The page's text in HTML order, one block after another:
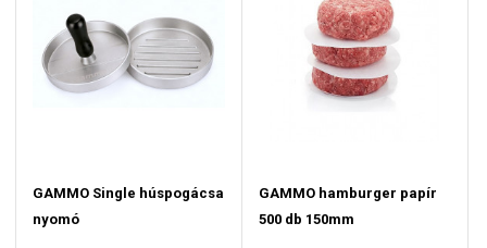
GAMMO Single húspogácsa
nyomó
GAMMO hamburger papír
500 db 150mm